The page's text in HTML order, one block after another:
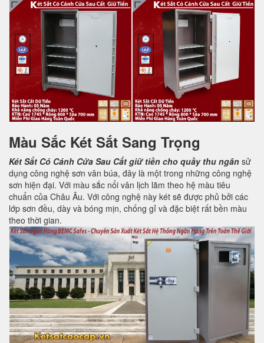
Màu Sắc Két Sắt Sang Trọng
Két Sắt Có Cánh Cửa Sau Cất giữ tiền cho quầy thu ngân sử
dụng công nghệ sơn vân búa, đây là một trong những công nghệ
sơn hiện đại. Với màu sắc nổi vân lịch lãm theo hệ màu tiêu
chuẩn của Châu Âu. Với công nghệ này két sẽ được phủ bởi các
lớp sơn đều, dày và bóng mịn, chống gỉ và đặc biệt rất bền màu
theo thời gian.